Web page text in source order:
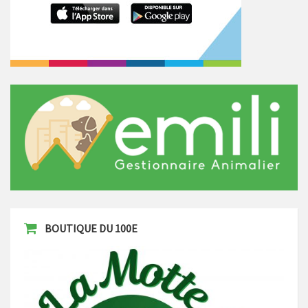
BOUTIQUE DU 100E